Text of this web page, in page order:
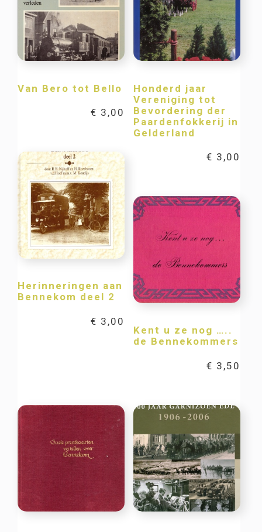
Van Bero tot Bello
€ 3,00
Honderd jaar
Vereniging tot
Bevordering der
Paardenfokkerij in
Gelderland
€ 3,00
Herinneringen aan
Bennekom deel 2
€ 3,00
Kent u ze nog …..
de Bennekommers
€ 3,50